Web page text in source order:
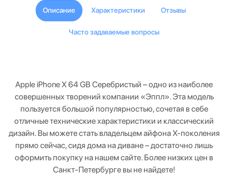
Описание Характеристики Отзывы
Часто задаваемые вопросы
Apple iPhone X 64 GB Серебристый – одно из наиболее
совершенных творений компании «Эппл». Эта модель
пользуется большой популярностью, сочетая в себе
отличные технические характеристики и классический
дизайн. Вы можете стать владельцем айфона Х-поколения
прямо сейчас, сидя дома на диване – достаточно лишь
оформить покупку на нашем сайте. Более низких цен в
Санкт-Петербурге вы не найдете!